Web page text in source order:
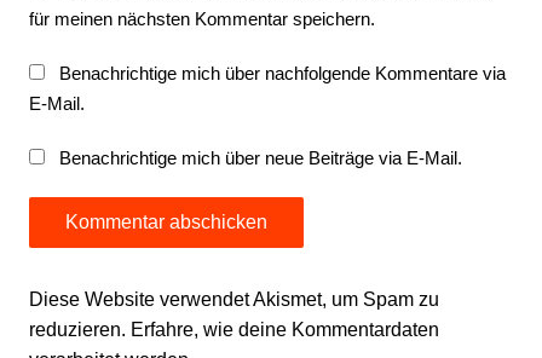
für meinen nächsten Kommentar speichern.
Benachrichtige mich über nachfolgende Kommentare via
E-Mail.
Benachrichtige mich über neue Beiträge via E-Mail.
Diese Website verwendet Akismet, um Spam zu
reduzieren. Erfahre, wie deine Kommentardaten